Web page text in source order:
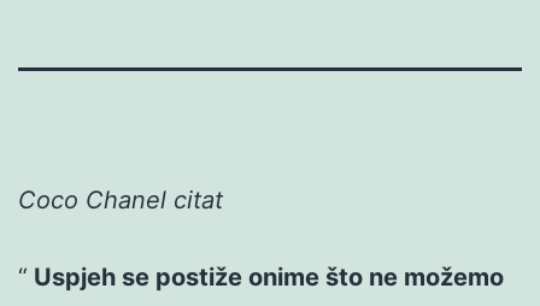
Coco Chanel citat
Uspjeh se postiže onime što ne možemo